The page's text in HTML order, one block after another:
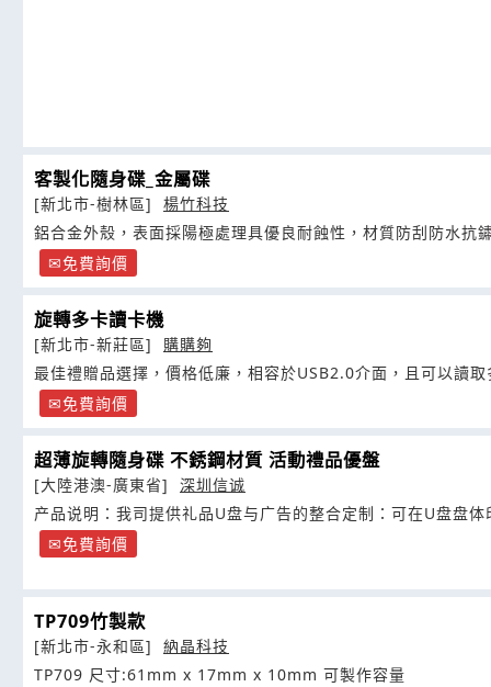
客製化隨身碟_金屬碟
[新北市-樹林區]
楊竹科技
鋁合金外殼，表面採陽極處理具優良耐蝕性，材質防刮防水抗
免費詢價
旋轉多卡讀卡機
[新北市-新莊區]
購購夠
最佳禮贈品選擇，價格低廉，相容於USB2.0介面，且可以讀
免費詢價
超薄旋轉隨身碟 不銹鋼材質 活動禮品優盤
[大陸港澳-廣東省]
深圳信诚
产品说明：我司提供礼品U盘与广告的整合定制：可在U盘盘体
免費詢價
TP709竹製款
[新北市-永和區]
納晶科技
TP709 尺寸:61mm x 17mm x 10mm 可製作容量